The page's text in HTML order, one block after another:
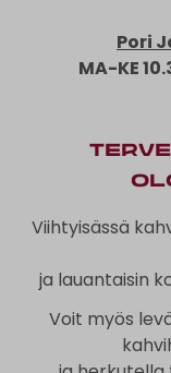
Pori
MA-KE
Viihtyisässä
ja lauantaisin
Voit myös